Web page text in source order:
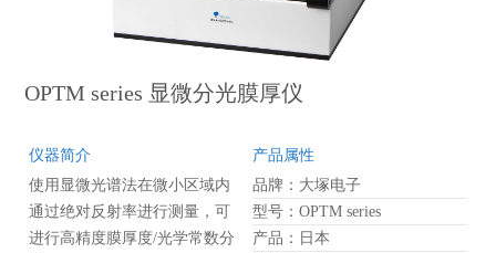
OPTM series 显微分光膜厚仪
仪器简介
使用显微光谱法在微小区域内
通过绝对反射率进行测量，可
进行高精度膜厚度/光学常数分
产品属性
品牌：大塚电子
型号：OPTM series
产品：日本